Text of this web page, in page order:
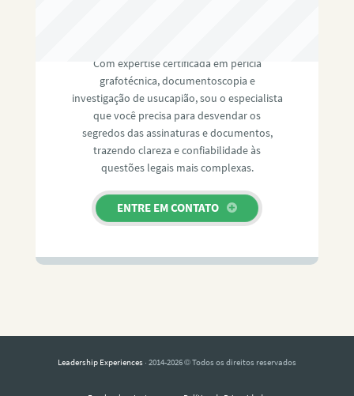
Com expertise certificada em perícia
grafotécnica, documentoscopia e
investigação de usucapião, sou o especialista
que você precisa para desvendar os
segredos das assinaturas e documentos,
trazendo clareza e confiabilidade às
questões legais mais complexas.
ENTRE EM CONTATO
Leadership Experiences · 2014-2026 © Todos os direitos reservados